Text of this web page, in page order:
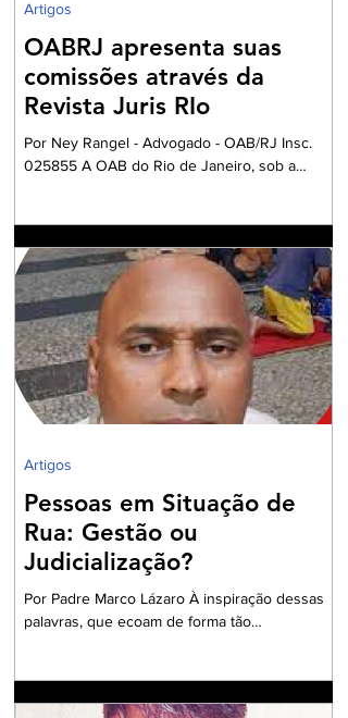
OABRJ apresenta suas
comissões através da
Revista Juris RIo
Por Ney Rangel - Advogado - OAB/RJ Insc.
025855 A OAB do Rio de Janeiro, sob a
Comissões formadas por Advogados e
Advogadas com a missão de trabalharem com
a Garantia Constitucional inscrita no art. 133 da
nossa Carta Política de 1988, realizando um
grandioso Projeto de Participação da Ordem
dos Advogados na preparação dos
profissionais da Advocacia para aperfe
Artigos
Pessoas em Situação de
Rua: Gestão ou
Judicialização?
Por Padre Marco Lázaro À inspiração dessas
palavras, que ecoam de forma tão
debate eleitoral , impõe que seja aberto um
Artigos